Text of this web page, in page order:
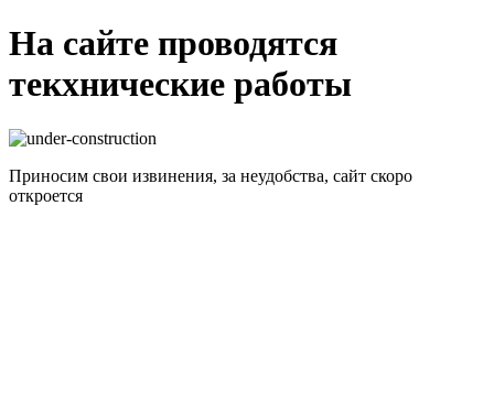
На сайте проводятся
текхнические работы
Приносим свои извинения, за неудобства, сайт скоро
откроется